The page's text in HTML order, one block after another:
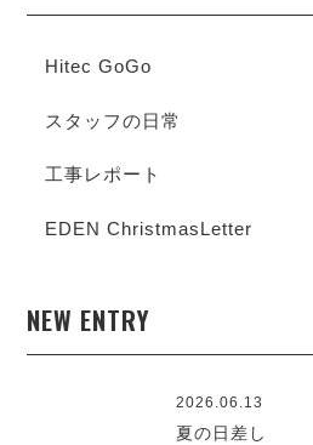
Hitec GoGo
スタッフの日常
工事レポート
EDEN ChristmasLetter
NEW ENTRY
2026.06.13
夏の日差し